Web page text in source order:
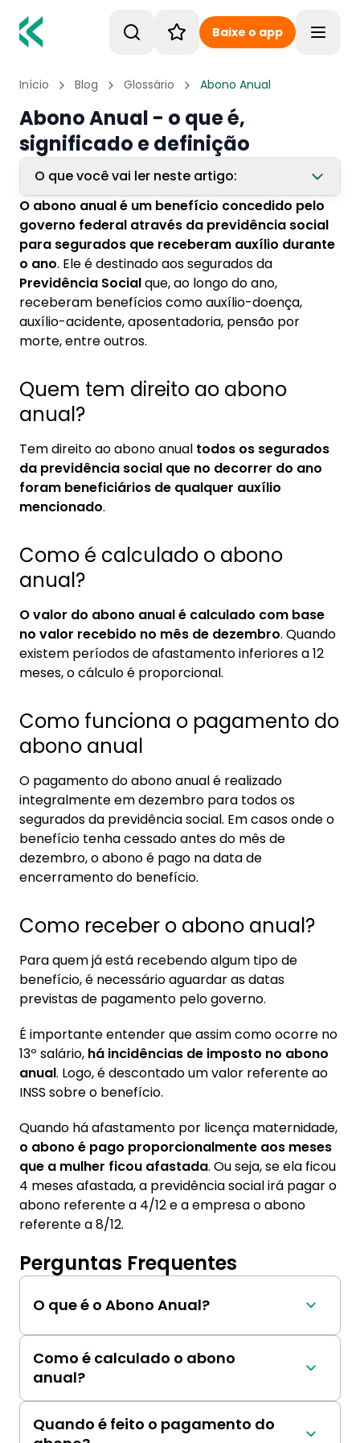
Baixe o app
Início Blog Glossário Abono Anual
Abono Anual - o que é,
significado e definição
O que você vai ler neste artigo:
1. Quem tem direito ao abono anual?
2. Como é calculado o abono anual?
3. Como funciona o pagamento do abono
anual
4. Como receber o abono anual?
O abono anual é um benefício concedido pelo
governo federal através da previdência social
para segurados que receberam auxílio durante
o ano. Ele é destinado aos segurados da
Previdência Socialque, ao longo do ano,
receberam benefícios como auxílio-doença,
auxílio-acidente, aposentadoria, pensão por
morte, entre outros.
Quem tem direito ao abono
anual?
Tem direito ao abono anual todos os segurados
da previdência social que no decorrer do ano
foram beneficiários de qualquer auxílio
mencionado.
Como é calculado o abono
anual?
O valor do abono anual é calculado com base
no valor recebido no mês de dezembro. Quando
existem períodos de afastamento inferiores a 12
meses, o cálculo é proporcional.
Como funciona o pagamento do
abono anual
O pagamento do abono anual é realizado
integralmente em dezembro para todos os
segurados da previdência social. Em casos onde o
benefício tenha cessado antes do mês de
dezembro, o abono é pago na data de
encerramento do benefício.
Como receber o abono anual?
Para quem já está recebendo algum tipo de
benefício, é necessário aguardar as datas
previstas de pagamento pelo governo.
É importante entender que assim como ocorre no
13º salário, há incidências de imposto no abono
anual. Logo, é descontado um valor referente ao
INSS sobre o benefício.
Quando há afastamento por licença maternidade,
o abono é pago proporcionalmente aos meses
que a mulher ficou afastada. Ou seja, se ela ficou
4 meses afastada, a previdência social irá pagar o
abono referente a 4/12 e a empresa o abono
referente a 8/12.
Perguntas Frequentes
O que é o Abono Anual?
O Abono Anual é um benefício concedido pelo
governo federal aos segurados da previdência
social que receberam algum tipo de auxílio
durante o ano.
Como é calculado o abono
anual?
O valor é calculado com base no valor do
benefício recebido no mês de dezembro.
Quando há períodos de afastamento
Quando é feito o pagamento do